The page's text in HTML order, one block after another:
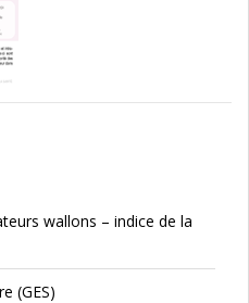
wallons – indice de la
(GES)